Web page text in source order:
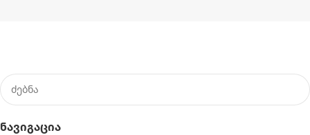
Ნავიგაცია